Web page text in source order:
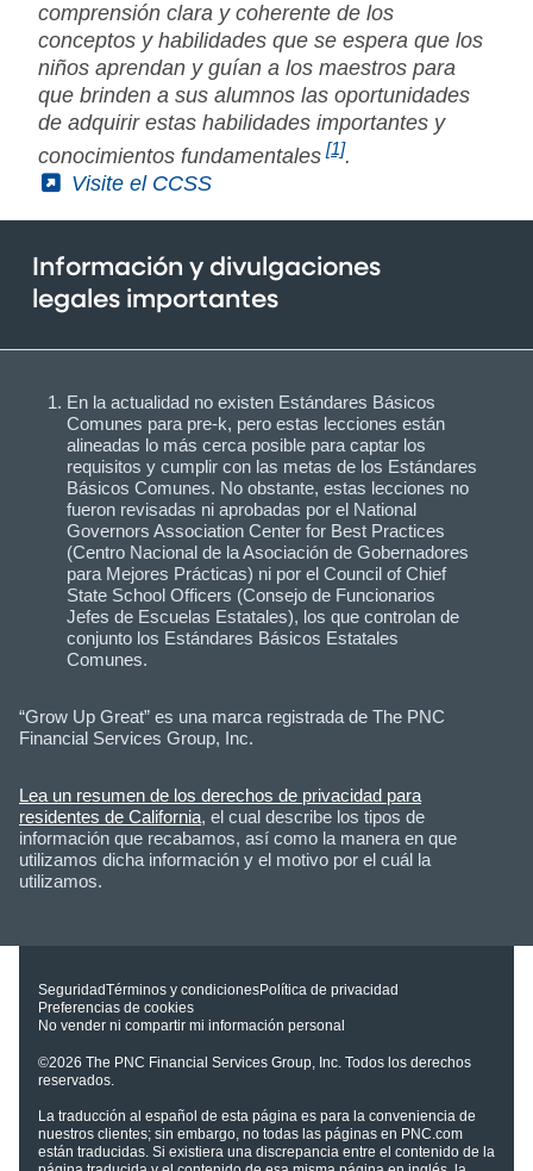
comprensión clara y coherente de los
conceptos y habilidades que se espera que los
niños aprendan y guían a los maestros para
que brinden a sus alumnos las oportunidades
de adquirir estas habilidades importantes y
conocimientos fundamentales [1].
(External)
Visite el CCSS
Información y divulgaciones
legales importantes
En la actualidad no existen Estándares Básicos
Comunes para pre-k, pero estas lecciones están
alineadas lo más cerca posible para captar los
requisitos y cumplir con las metas de los Estándares
Básicos Comunes. No obstante, estas lecciones no
fueron revisadas ni aprobadas por el National
Governors Association Center for Best Practices
(Centro Nacional de la Asociación de Gobernadores
para Mejores Prácticas) ni por el Council of Chief
State School Officers (Consejo de Funcionarios
Jefes de Escuelas Estatales), los que controlan de
conjunto los Estándares Básicos Estatales
Comunes.
“Grow Up Great” es una marca registrada de The PNC
Financial Services Group, Inc.
Lea un resumen de los derechos de privacidad para
residentes de California, el cual describe los tipos de
información que recabamos, así como la manera en que
utilizamos dicha información y el motivo por el cuál la
utilizamos.
SeguridadTérminos y condicionesPolítica de privacidad
Preferencias de cookies
No vender ni compartir mi información personal
©2026 The PNC Financial Services Group, Inc. Todos los derechos
reservados.
La traducción al español de esta página es para la conveniencia de
nuestros clientes; sin embargo, no todas las páginas en PNC.com
están traducidas. Si existiera una discrepancia entre el contenido de la